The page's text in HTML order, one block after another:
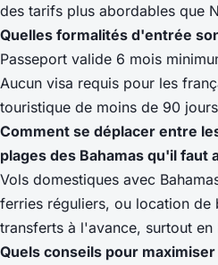
des tarifs plus abordables que
Quelles formalités d'entrée
Passeport valide 6 mois
Aucun visa requis pour les
touristique de moins de 90
Comment se déplacer entre
plages des Bahamas qu'il faut
Vols domestiques avec
ferries réguliers, ou location de
transferts à l'avance, surtout
Quels conseils pour